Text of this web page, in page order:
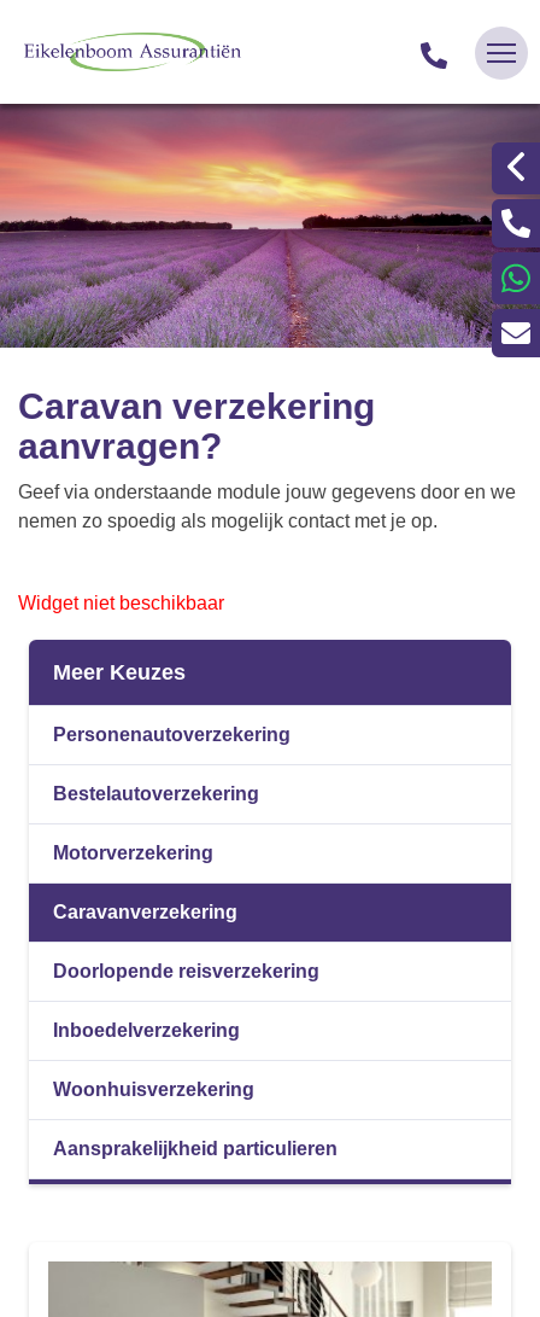
Caravan verzekering
aanvragen?
Geef via onderstaande module jouw gegevens door en we
nemen zo spoedig als mogelijk contact met je op.
Widget niet beschikbaar
Meer Keuzes
Personenautoverzekering
Bestelautoverzekering
Motorverzekering
Caravanverzekering
Doorlopende reisverzekering
Inboedelverzekering
Woonhuisverzekering
Aansprakelijkheid particulieren